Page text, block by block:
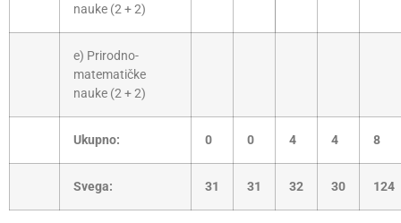
nauke (2 + 2)
e) Prirodno-
matematičke
nauke (2 + 2)
Ukupno: 0 0 4 4 8
Svega: 31 31 32 30 124